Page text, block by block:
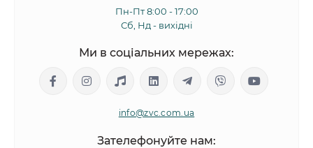
Пн-Пт 8:00 - 17:00
Сб, Нд - вихідні
Ми в соціальних мережах:
info@zvc.com.ua
Зателефонуйте нам: